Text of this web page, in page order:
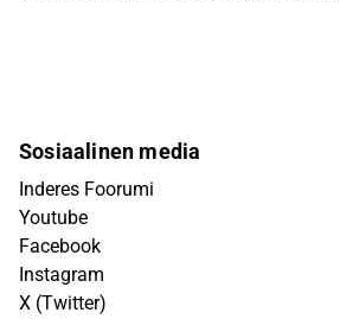
Sosiaalinen media
Inderes Foorumi
Youtube
Facebook
Instagram
X (Twitter)